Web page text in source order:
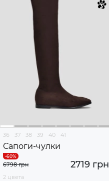
36 37 38 39 40 41
Сапоги-чулки
2719 грн
6798 грн
2 цвета